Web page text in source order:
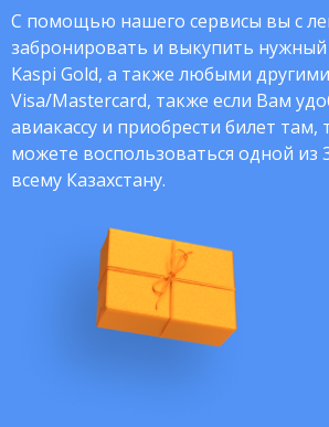
С помощью нашего сервисы вы с
забронировать и выкупить нужный
Kaspi Gold, а также любыми
Visa/Mastercard, также если Вам
авиакассу и приобрести билет там,
можете воспользоваться одной из
всему Казахстану.